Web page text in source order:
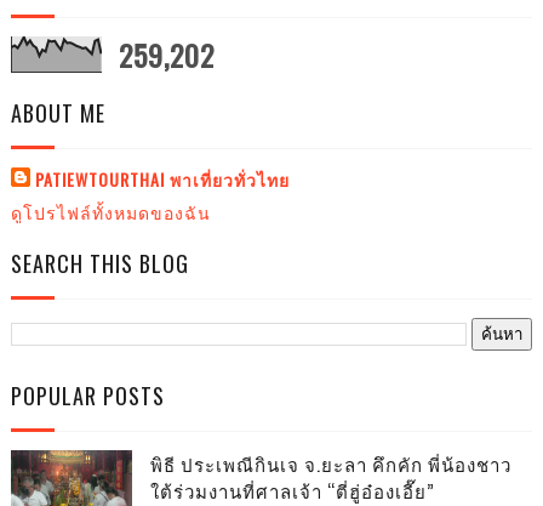
259,202
ABOUT ME
PATIEWTOURTHAI พาเที่ยวทั่วไทย
ดูโปรไฟล์ทั้งหมดของฉัน
SEARCH THIS BLOG
POPULAR POSTS
พิธี ประเพณีกินเจ จ.ยะลา คึกคัก พี่น้องชาว
ใต้ร่วมงานที่ศาลเจ้า “ตี่ฮู่อ๋องเอี๊ย”